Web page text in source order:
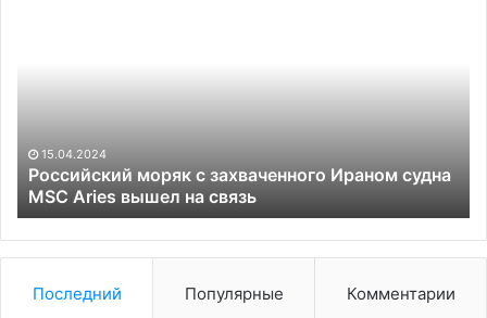
Aries
вышел
на
связь
15.04.2024
Российский моряк с захваченного Ираном судна
MSC Aries вышел на связь
Последний Популярные Комментарии